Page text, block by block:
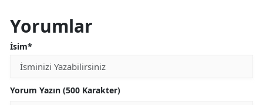
Yorumlar
İsim*
Yorum Yazın (500 Karakter)